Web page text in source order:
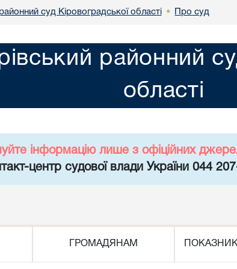
суд Кіровоградської області • Про суд
районний
області
інформацію лише з офіційних
центр судової влади України 044
ГРОМАДЯНАМ